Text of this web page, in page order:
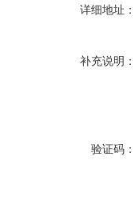
详细地址：
补充说明：
验证码：